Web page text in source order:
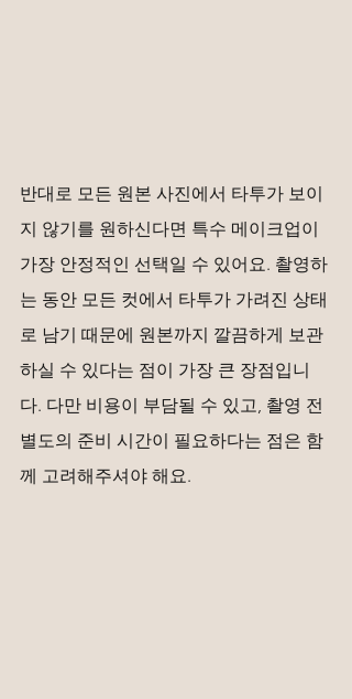
반대로 모든 원본 사진에서 타투가 보이
지 않기를 원하신다면 특수 메이크업이
가장 안정적인 선택일 수 있어요. 촬영하
는 동안 모든 컷에서 타투가 가려진 상태
로 남기 때문에 원본까지 깔끔하게 보관
하실 수 있다는 점이 가장 큰 장점입니
다. 다만 비용이 부담될 수 있고, 촬영 전
별도의 준비 시간이 필요하다는 점은 함
께 고려해주셔야 해요.